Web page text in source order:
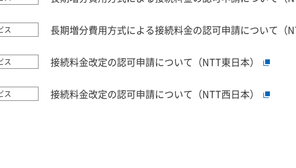
ス 長期増分費用方式による接続料金の認可申請について（
ス 接続料金改定の認可申請について（NTT東日本）
ス 接続料金改定の認可申請について（NTT西日本）